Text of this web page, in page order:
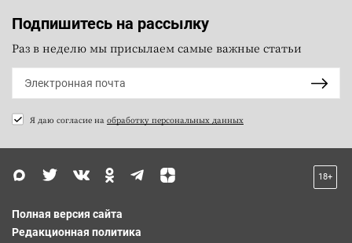
Подпишитесь на рассылку
Раз в неделю мы присылаем самые важные статьи
Я даю согласие на обработку персональных данных
18+
Полная версия сайта
Редакционная политика